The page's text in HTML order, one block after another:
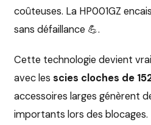
coûteuses. La HP001GZ
sans défaillance 💪.
Cette technologie devient
avec les scies cloches de
accessoires larges génèrent
importants lors des blocages.